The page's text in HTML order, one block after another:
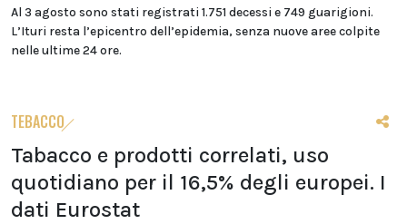
Al 3 agosto sono stati registrati 1.751 decessi e 749 guarigioni.
L’Ituri resta l’epicentro dell’epidemia, senza nuove aree colpite
nelle ultime 24 ore.
TEBACCO
Tabacco e prodotti correlati, uso
quotidiano per il 16,5% degli europei. I
dati Eurostat